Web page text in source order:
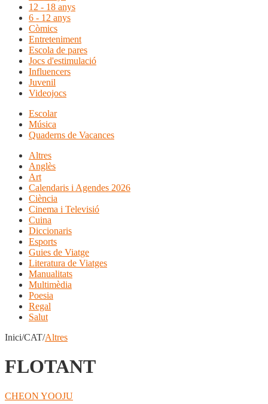
12 - 18 anys
6 - 12 anys
Còmics
Entreteniment
Escola de pares
Jocs d'estimulació
Influencers
Juvenil
Videojocs
Escolar
Música
Quaderns de Vacances
Altres
Anglès
Art
Calendaris i Agendes 2026
Ciència
Cinema i Televisió
Cuina
Diccionaris
Esports
Guies de Viatge
Literatura de Viatges
Manualitats
Multimèdia
Poesia
Regal
Salut
Inici/CAT/Altres
FLOTANT
CHEON YOOJU